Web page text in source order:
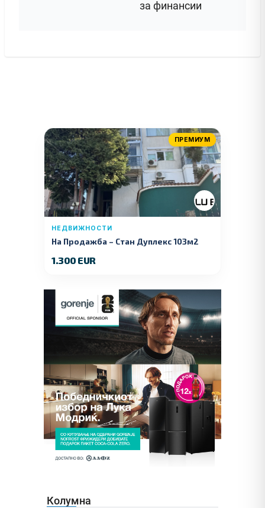
за финансии
ПРЕМИУМ
НЕДВИЖНОСТИ
На Продажба – Стан Дуплекс 103м2
1.300 EUR
Колумна